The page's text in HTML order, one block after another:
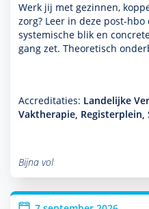
Werk jij met gezin­nen,
zorg? Leer in deze post-
systemische blik en
gang zet. Theoretisch
Accreditaties: Landelijke
Vaktherapie, Registerplein,
Bijna vol